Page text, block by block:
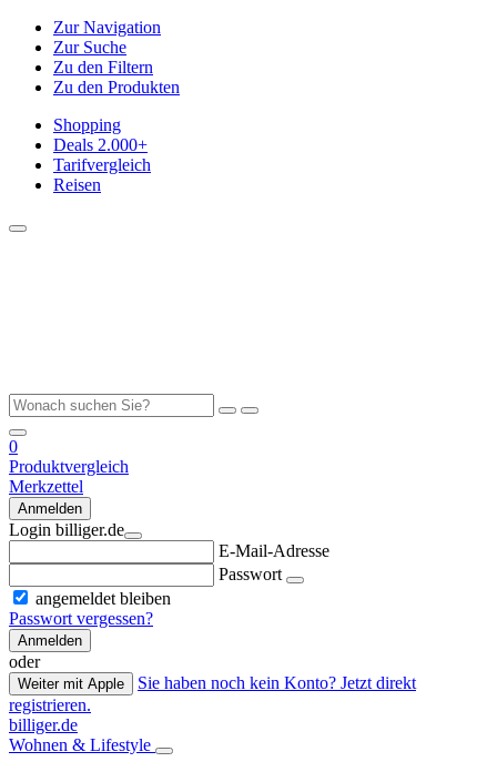
Zur Navigation
Zur Suche
Zu den Filtern
Zu den Produkten
Shopping
Deals 2.000+
Tarifvergleich
Reisen
0
Produktvergleich
Merkzettel
Anmelden
Login billiger.de
E-Mail-Adresse
Passwort
angemeldet bleiben
Passwort vergessen?
Anmelden
oder
Weiter mit Apple
Sie haben noch kein Konto? Jetzt direkt
registrieren.
billiger.de
Wohnen & Lifestyle